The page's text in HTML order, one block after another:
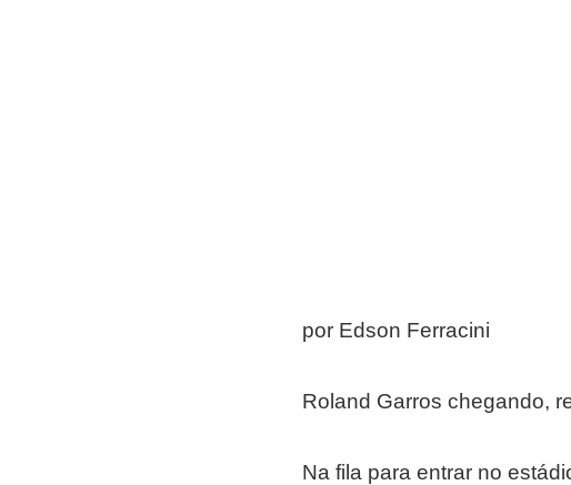
por Edson Ferracini
Roland Garros chegando,
Na fila para entrar no